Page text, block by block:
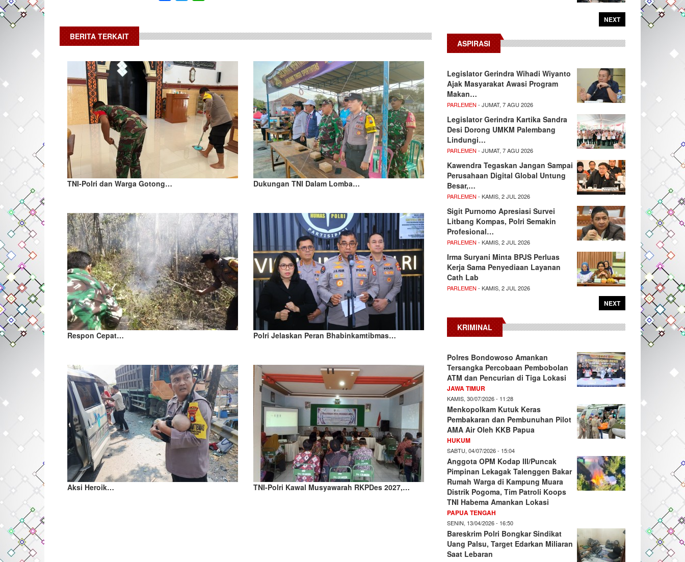
BERITA TERKAIT
TNI-Polri dan Warga Gotong… Dukungan TNI Dalam Lomba…
Respon Cepat… Polri Jelaskan Peran Bhabinkamtibmas…
Aksi Heroik… TNI-Polri Kawal Musyawarah RKPDes 2027,…
NEXT
ASPIRASI
Legislator Gerindra Wihadi Wiyanto
Ajak Masyarakat Awasi Program
Makan…
PARLEMEN - JUMAT, 7 AGU 2026
Legislator Gerindra Kartika Sandra
Desi Dorong UMKM Palembang
Lindungi…
PARLEMEN - JUMAT, 7 AGU 2026
Kawendra Tegaskan Jangan Sampai
Perusahaan Digital Global Untung
Besar,…
PARLEMEN - KAMIS, 2 JUL 2026
Sigit Purnomo Apresiasi Survei
Litbang Kompas, Polri Semakin
Profesional…
PARLEMEN - KAMIS, 2 JUL 2026
Irma Suryani Minta BPJS Perluas
Kerja Sama Penyediaan Layanan
Cath Lab
PARLEMEN - KAMIS, 2 JUL 2026
NEXT
KRIMINAL
Polres Bondowoso Amankan
Tersangka Percobaan Pembobolan
ATM dan Pencurian di Tiga Lokasi
JAWA TIMUR
KAMIS, 30/07/2026 - 11:28
Menkopolkam Kutuk Keras
Pembakaran dan Pembunuhan Pilot
AMA Air Oleh KKB Papua
HUKUM
SABTU, 04/07/2026 - 15:04
Anggota OPM Kodap III/Puncak
Pimpinan Lekagak Talenggen Bakar
Rumah Warga di Kampung Muara
Distrik Pogoma, Tim Patroli Koops
TNI Habema Amankan Lokasi
PAPUA TENGAH
SENIN, 13/04/2026 - 16:50
Bareskrim Polri Bongkar Sindikat
Uang Palsu, Target Edarkan Miliaran
Saat Lebaran